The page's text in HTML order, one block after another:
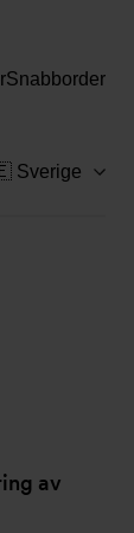
Snabborder
Sverige
av